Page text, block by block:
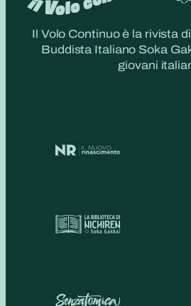
Il Volo Continuo è la rivista
Buddista Italiano Soka
giovani